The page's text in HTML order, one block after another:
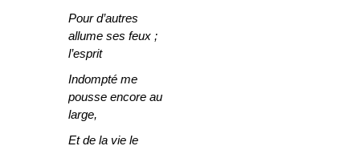
Pour d’autres
allume ses feux ;
l’esprit
Indompté me
pousse encore au
large,
Et de la vie le